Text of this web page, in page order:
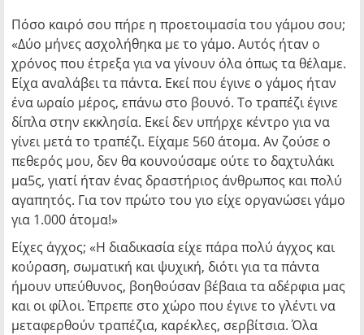
Πόσο καιρό σου πήρε η προετοιμασία του γάμου σου;
«Δύο μήνες ασχολήθηκα με το γάμο. Αυτός ήταν ο
χρόνος που έτρεξα για να γίνουν όλα όπως τα θέλαμε.
Είχα αναλάβει τα πάντα. Εκεί που έγινε ο γάμος ήταν
ένα ωραίο μέρος, επάνω στο βουνό. Το τραπέζι έγινε
δίπλα στην εκκλησία. Εκεί δεν υπήρχε κέντρο για να
γίνει μετά το τραπέζι. Είχαμε 560 άτομα. Αν ζούσε ο
πεθερός μου, δεν θα κουνούσαμε ούτε το δαχτυλάκι
μα5ς, γιατί ήταν ένας δραστήριος άνθρωπος και πολύ
αγαπητός. Για τον πρώτο του γιο είχε οργανώσει γάμο
για 1.000 άτομα!»
Είχες άγχος; «Η διαδικασία είχε πάρα πολύ άγχος και
κούραση, σωματική και ψυχική, διότι για τα πάντα
ήμουν υπεύθυνος, βοηθούσαν βέβαια τα αδέρφια μας
και οι φίλοι. Έπρεπε στο χώρο που έγινε το γλέντι να
μεταφερθούν τραπέζια, καρέκλες, σερβίτσια. Όλα